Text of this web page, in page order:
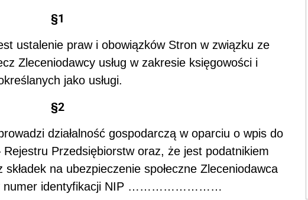
§1
ustalenie praw i obowiązków Stron w związku ze
Zleceniodawcy usług w zakresie księgowości i
jako usługi.
§2
działalność gospodarczą w oparciu o wpis do
Przedsiębiorstw oraz, że jest podatnikiem
na ubezpieczenie społeczne Zleceniodawca
numer identyfikacji NIP ……………………